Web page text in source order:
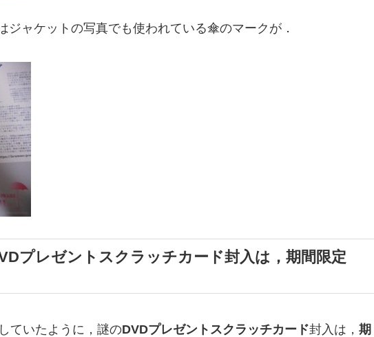
ジャケットの写真でも使われている傘のマークが．
プレゼントスクラッチカード封入は，期間限定
ていたように，謎のDVDプレゼントスクラッチカード封入は， 期